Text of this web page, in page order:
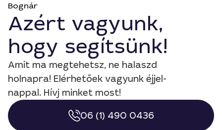
Bognár
Azért vagyunk,
hogy segítsünk!
Amit ma megtehetsz, ne halaszd
holnapra! Elérhetőek vagyunk éjjel-
nappal. Hívj minket most!
06 (1) 490 0436